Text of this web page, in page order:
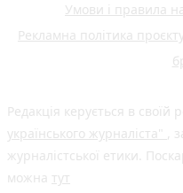
Умови і правила
Рекламна політика
Редакція керується в своїй
українського журналіста" ,
журналістської етики.
можна тут